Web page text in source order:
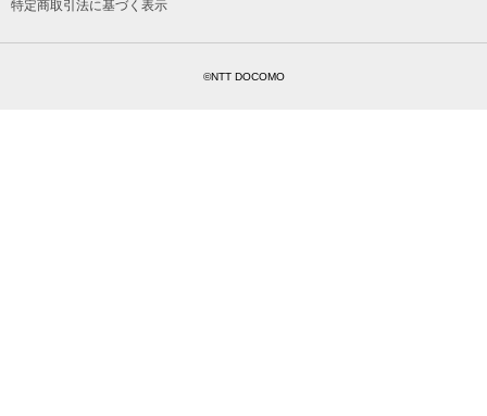
特定商取引法に基づく表示
©NTT DOCOMO